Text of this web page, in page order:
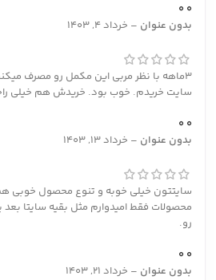
0
0
بدون عنوان – خرداد 4, 1403
3ماهه با نظر مربی این مکمل رو مصرف
سایت خریدم. خوب بود. خریدش هم خیلی
0
0
بدون عنوان – خرداد 13, 1403
سایتتون خیلی خوبه و تنوع محصول خوبی هم
محصولات فقط امیدوارم مثل بقیه سایتا
رو.
0
0
بدون عنوان – خرداد 21, 1403